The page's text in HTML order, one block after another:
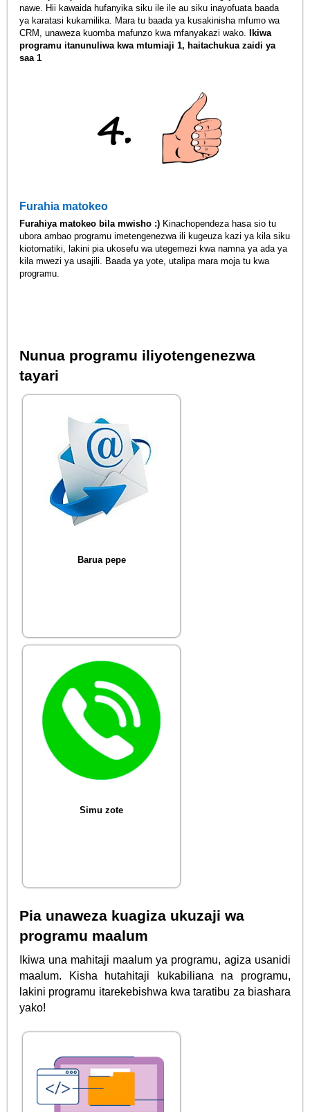
nawe. Hii kawaida hufanyika siku ile ile au siku inayofuata baada
ya karatasi kukamilika. Mara tu baada ya kusakinisha mfumo wa
CRM, unaweza kuomba mafunzo kwa mfanyakazi wako.Ikiwa
programu itanunuliwa kwa mtumiaji 1, haitachukua zaidi ya
saa 1
Furahia matokeo
Furahiya matokeo bila mwisho :) Kinachopendeza hasa sio tu
ubora ambao programu imetengenezwa ili kugeuza kazi ya kila siku
kiotomatiki, lakini pia ukosefu wa utegemezi kwa namna ya ada ya
kila mwezi ya usajili. Baada ya yote, utalipa mara moja tu kwa
programu.
Nunua programu iliyotengenezwa
tayari
Barua pepe
Simu zote
Pia unaweza kuagiza ukuzaji wa
programu maalum
Ikiwa una mahitaji maalum ya programu, agiza usanidi
maalum. Kisha hutahitaji kukabiliana na programu,
lakini programu itarekebishwa kwa taratibu za biashara
yako!